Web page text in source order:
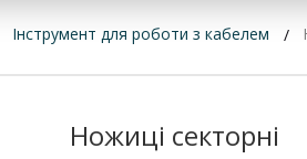
Інструмент для роботи з кабелем
Ножиці секторні